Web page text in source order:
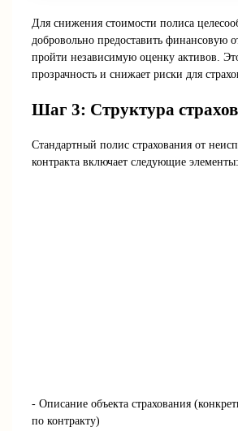
Для снижения стоимости полиса
добровольно предоставить финансовую
пройти независимую оценку активов.
прозрачность и снижает риски для
Шаг 3: Структура
Стандартный полис страхования от
контракта включает следующие элементы:
- Описание объекта страхования
по контракту)